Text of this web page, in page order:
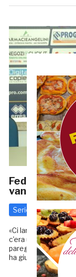
Fedeli pensa
vanno i
Serie C 28
«Ci lamentavamo
c’era un’altra
pareggio rimediato
ha giudicato in